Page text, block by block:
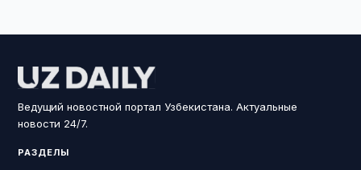
Ведущий новостной портал Узбекистана. Актуальные
новости 24/7.
РАЗДЕЛЫ